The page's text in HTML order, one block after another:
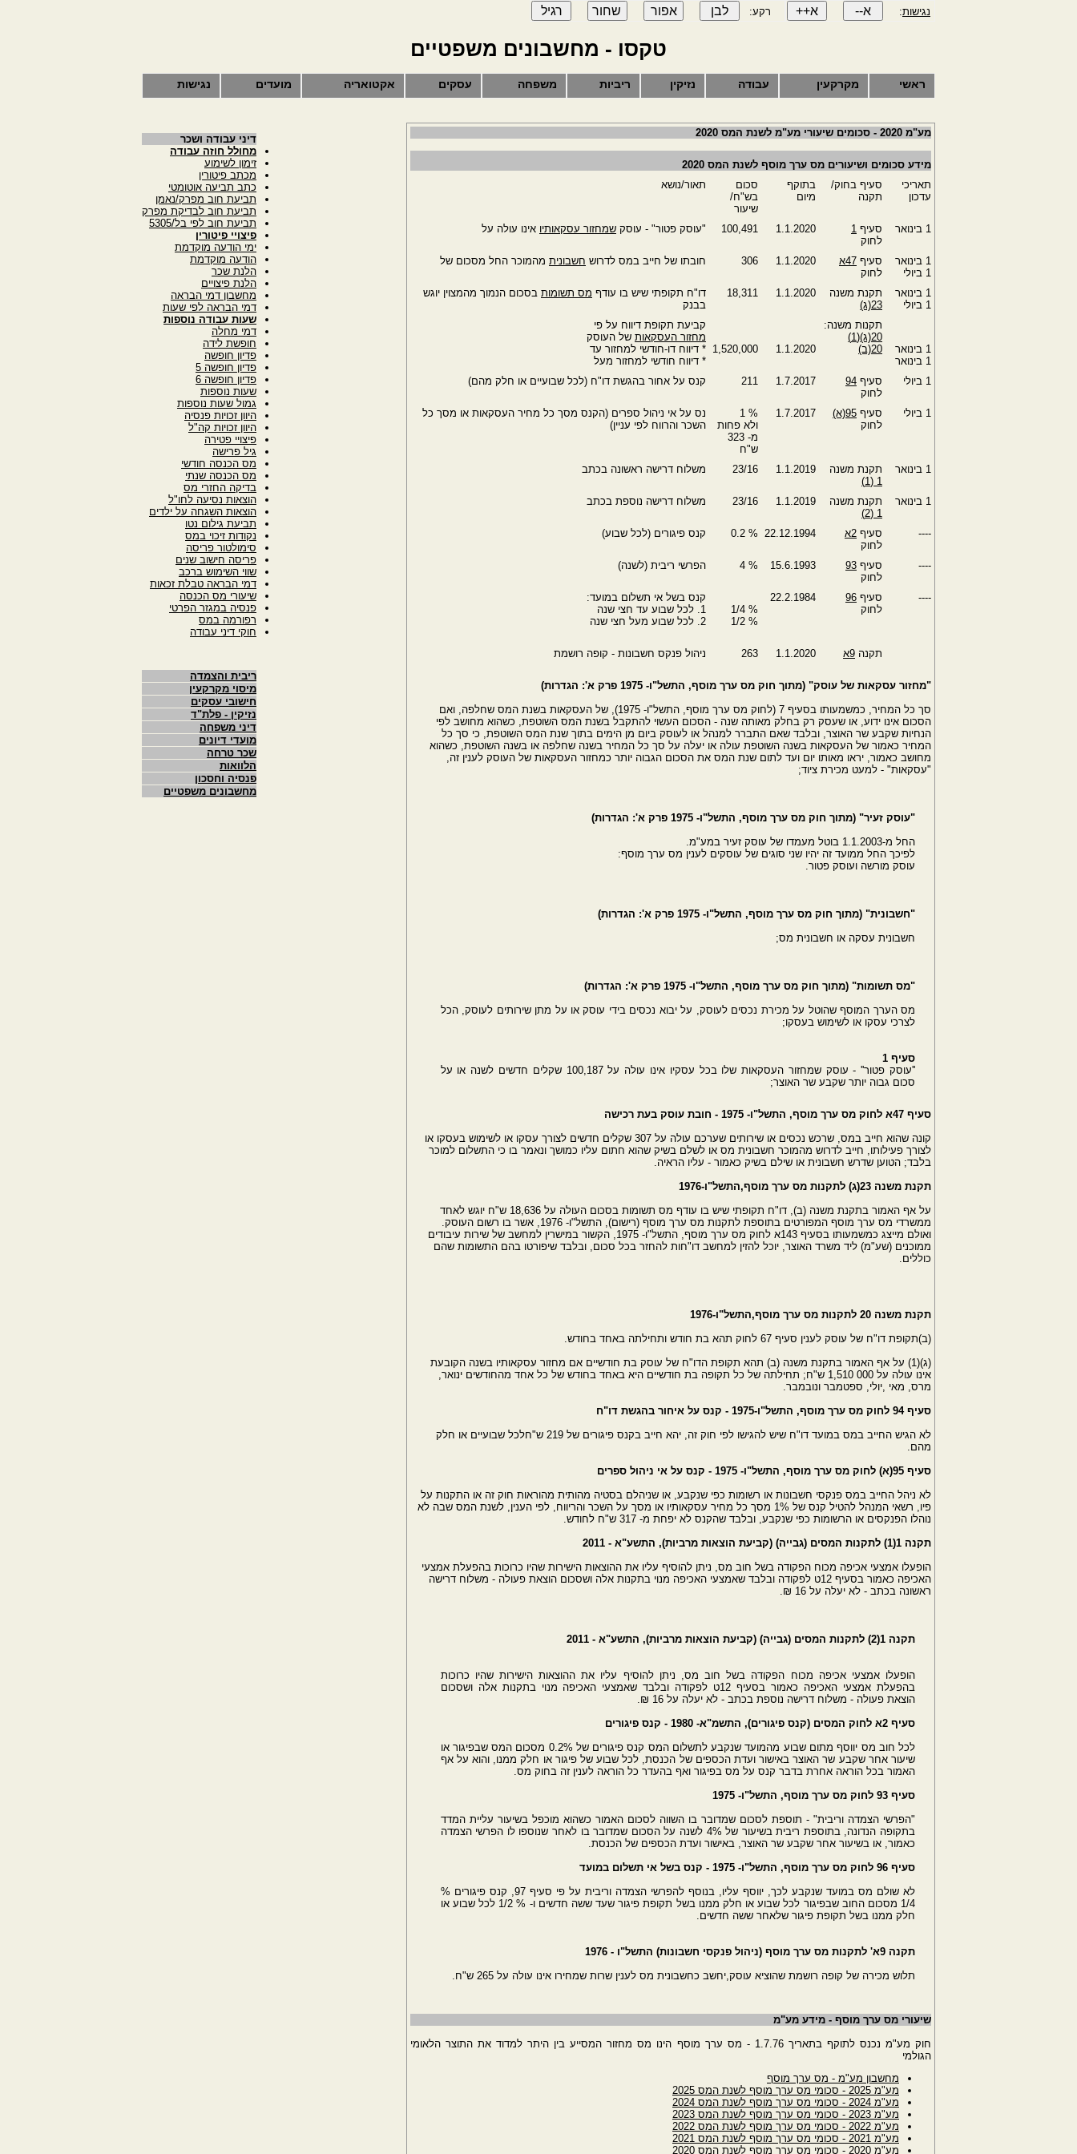
נגישות: רקע:
טקסו - מחשבונים משפטיים
ראשי מקרקעין עבודה נזיקין ריביות משפחה עסקים אקטואריה מועדים נגישות
מע"מ 2020 - סכומים שיעורי מע"מ לשנת המס 2020
מידע סכומים ושיעורים מס ערך מוסף לשנת המס 2020
תאריכי
עדכון
סעיף בחוק/
תקנה
בתוקף
מיום
סכום
בש"ח/
שיעור
תאור/נושא
‎1 בינואר סעיף 1
לחוק
1.1.2020
100,491 "עוסק פטור" - עוסק שמחזור עסקאותיו אינו עולה על
‎1 בינואר
‎1 ביולי
סעיף ‎47א
לחוק
1.1.2020
306 חובתו של חייב במס לדרוש חשבונית מהמוכר החל מסכום של
‎1 בינואר
‎1 ביולי
תקנת משנה
‎23(ג)
1.1.2020
18,311 דו"ח תקופתי שיש בו עודף מס תשומות בסכום הנמוך מהמצוין יוגש
בבנק
‎1 בינואר
‎1 בינואר
תקנות משנה:
‎20(ג)(‎1)
‎20(ב)
1.1.2020
1,520,000
קביעת תקופת דיווח על פי
מחזור העסקאות של העוסק
* דיווח דו-חודשי למחזור עד
* דיווח חודשי למחזור מעל
‎1 ביולי
סעיף ‎94
לחוק
1.7.2017
211 קנס על אחור בהגשת דו"ח (לכל שבועיים או חלק מהם)
‎1 ביולי סעיף ‎95(א)
לחוק
1.7.2017
% ‎1
ולא פחות
מ- 323
ש"ח
נס על אי ניהול ספרים (הקנס מסך כל מחיר העסקאות או מסך כל
השכר והרווח לפי עניין)
1 בינואר
תקנת משנה
1 (1)
1.1.2019
23/16 משלוח דרישה ראשונה בכתב
1 בינואר
תקנת משנה
1 (2)
1.1.2019
23/16 משלוח דרישה נוספת בכתב
---- סעיף ‎2א
לחוק
‎22.12.1994
% ‎0.2 קנס פיגורים (לכל שבוע)
---- סעיף ‎93
לחוק
‎15.6.1993
% ‎4 הפרשי ריבית (לשנה)
---- סעיף ‎96
לחוק
‎22.2.1984
% ‎1/4
% ‎1/2
קנס בשל אי תשלום במועד:
‎1. לכל שבוע עד חצי שנה
‎2. לכל שבוע מעל חצי שנה
תקנה ‎9א 1.1.2020
263 ניהול פנקס חשבונות - קופה רושמת
"מחזור עסקאות של עוסק" (מתוך חוק מס ערך מוסף, התשל"ו- ‎1975 פרק א': הגדרות)
סך כל המחיר, כמשמעותו בסעיף ‎7 (לחוק מס ערך מוסף, התשל"ו- ‎1975), של העסקאות בשנת המס שחלפה, ואם
הסכום אינו ידוע, או שעסק רק בחלק מאותה שנה - הסכום העשוי להתקבל בשנת המס השוטפת, כשהוא מחושב לפי
הנחיות שקבע שר האוצר, ובלבד שאם התברר למנהל או לעוסק ביום מן הימים בתוך שנת המס השוטפת, כי סך כל
המחיר כאמור של העסקאות בשנה השוטפת עולה או יעלה על סך כל המחיר בשנה שחלפה או בשנה השוטפת, כשהוא
מחושב כאמור, יראו מאותו יום ועד לתום שנת המס את הסכום הגבוה יותר כמחזור העסקאות של העוסק לענין זה,
"עסקאות" - למעט מכירת ציוד;
"עוסק זעיר" (מתוך חוק מס ערך מוסף, התשל"ו- ‎1975 פרק א': הגדרות)
החל מ-‎1.1.2003 בוטל מעמדו של עוסק זעיר במע"מ.
לפיכך החל ממועד זה יהיו שני סוגים של עוסקים לענין מס ערך מוסף:
עוסק מורשה ועוסק פטור.
"חשבונית" (מתוך חוק מס ערך מוסף, התשל"ו- ‎1975 פרק א': הגדרות)
חשבונית עסקה או חשבונית מס;
"מס תשומות" (מתוך חוק מס ערך מוסף, התשל"ו- ‎1975 פרק א': הגדרות)
מס הערך המוסף שהוטל על מכירת נכסים לעוסק, על יבוא נכסים בידי עוסק או על מתן שירותים לעוסק, הכל
לצרכי עסקו או לשימוש בעסקו;
סעיף 1
''עוסק פטור'' - עוסק שמחזור העסקאות שלו בכל עסקיו אינו עולה על 100,187 שקלים חדשים לשנה או על
סכום גבוה יותר שקבע שר האוצר;
סעיף ‎47א לחוק מס ערך מוסף, התשל"ו- ‎1975 - חובת עוסק בעת רכישה
קונה שהוא חייב במס, שרכש נכסים או שירותים שערכם עולה על 307 שקלים חדשים לצורך עסקו או לשימוש בעסקו או
לצורך פעילותו, חייב לדרוש מהמוכר חשבונית מס או לשלם בשיק שהוא חתום עליו כמושך ונאמר בו כי התשלום למוכר
בלבד; הטוען שדרש חשבונית או שילם בשיק כאמור - עליו הראיה.
תקנת משנה ‎23(ג) לתקנות מס ערך מוסף,התשל"ו-1976
על אף האמור בתקנת משנה (ב), דו"ח תקופתי שיש בו עודף מס תשומות בסכום העולה על 18,636 ש"ח יוגש לאחד
ממשרדי מס ערך מוסף המפורטים בתוספת לתקנות מס ערך מוסף (רישום), התשל"ו- ‎1976, אשר בו רשום העוסק.
ואולם מייצג כמשמעותו בסעיף ‎143א לחוק מס ערך מוסף, התשל"ו- ‎1975, הקשור במישרין למחשב של שירות עיבודים
ממוכנים (שע"מ) ליד משרד האוצר, יוכל להזין למחשב דו"חות להחזר בכל סכום, ובלבד שיפורטו בהם התשומות שהם
כוללים.
תקנת משנה ‎20 לתקנות מס ערך מוסף,התשל"ו-1976
(ב)תקופת דו"ח של עוסק לענין סעיף ‎67 לחוק תהא בת חודש ותחילתה באחד בחודש.
(ג)(‎1) על אף האמור בתקנת משנה (ב) תהא תקופת הדו"ח של עוסק בת חודשיים אם מחזור עסקאותיו בשנה הקובעת
אינו עולה על ‎1,510 000 ש"ח; תחילתה של כל תקופה בת חודשיים היא באחד בחודש של כל אחד מהחודשים ינואר,
מרס, מאי ,יולי, ספטמבר ונובמבר.
סעיף ‎94 לחוק מס ערך מוסף, התשל"ו-1975 - קנס על איחור בהגשת דו"ח
לא הגיש החייב במס במועד דו"ח שיש להגישו לפי חוק זה, יהא חייב בקנס פיגורים של ‎219 ש"חלכל שבועיים או חלק
מהם.
סעיף ‎95(א) לחוק מס ערך מוסף, התשל"ו- ‎1975 - קנס על אי ניהול ספרים
לא ניהל החייב במס פנקסי חשבונות או רשומות כפי שנקבע, או שניהלם בסטיה מהותית מהוראות חוק זה או התקנות על
פיו, רשאי המנהל להטיל קנס של ‎1% מסך כל מחיר עסקאותיו או מסך על השכר והריווח, לפי הענין, לשנת המס שבה לא
נוהלו הפנקסים או הרשומות כפי שנקבע, ובלבד שהקנס לא יפחת מ- ‎317 ש"ח לחודש.
תקנה 1(1) לתקנות המסים (גבייה) (קביעת הוצאות מרביות), התשע"א - 2011
הופעלו אמצעי אכיפה מכוח הפקודה בשל חוב מס, ניתן להוסיף עליו את ההוצאות הישירות שהיו כרוכות בהפעלת אמצעי
האכיפה כאמור בסעיף 12ט לפקודה ובלבד שאמצעי האכיפה מנוי בתקנות אלה ושסכום הוצאת פעולה - משלוח דרישה
ראשונה בכתב - לא יעלה על 16 ₪.
תקנה 1(2) לתקנות המסים (גבייה) (קביעת הוצאות מרביות), התשע"א - 2011
הופעלו אמצעי אכיפה מכוח הפקודה בשל חוב מס, ניתן להוסיף עליו את ההוצאות הישירות שהיו כרוכות
בהפעלת אמצעי האכיפה כאמור בסעיף 12ט לפקודה ובלבד שאמצעי האכיפה מנוי בתקנות אלה ושסכום
הוצאת פעולה - משלוח דרישה נוספת בכתב - לא יעלה על 16 ₪.
סעיף ‎2א לחוק המסים (קנס פיגורים), התשמ"א- ‎1980 - קנס פיגורים
לכל חוב מס יווסף מתום שבוע מהמועד שנקבע לתשלום המס קנס פיגורים של ‎0.2% מסכום המס שבפיגור או
שיעור אחר שקבע שר האוצר באישור ועדת הכספים של הכנסת, לכל שבוע של פיגור או חלק ממנו, והוא על אף
האמור בכל הוראה אחרת בדבר קנס על מס בפיגור ואף בהעדר כל הוראה לענין זה בחוק מס.
סעיף ‎93 לחוק מס ערך מוסף, התשל"ו- ‎1975
"הפרשי הצמדה וריבית" - תוספת לסכום שמדובר בו השווה לסכום האמור כשהוא מוכפל בשיעור עליית המדד
בתקופה הנדונה, בתוספת ריבית בשיעור של ‎4% לשנה על הסכום שמדובר בו לאחר שנוספו לו הפרשי הצמדה
כאמור, או בשיעור אחר שקבע שר האוצר, באישור ועדת הכספים של הכנסת.
סעיף ‎96 לחוק מס ערך מוסף, התשל"ו- ‎1975 - קנס בשל אי תשלום במועד
לא שולם מס במועד שנקבע לכך, יווסף עליו, בנוסף להפרשי הצמדה וריבית על פי סעיף ‎97, קנס פיגורים %
‎1/4 מסכום החוב שבפיגור לכל שבוע או חלק ממנו בשל תקופת פיגור שעד ששה חדשים ו- % ‎1/2 לכל שבוע או
חלק ממנו בשל תקופת פיגור שלאחר ששה חדשים.
תקנה ‎9א' לתקנות מס ערך מוסף (ניהול פנקסי חשבונות) התשל"ו - ‎1976
תלוש מכירה של קופה רושמת שהוציא עוסק,יחשב כחשבונית מס לענין שרות שמחירו אינו עולה על ‎265 ש"ח.
שיעורי מס ערך מוסף - מידע מע"מ
חוק מע"מ נכנס לתוקף בתאריך 1.7.76 - מס ערך מוסף הינו מס מחזור המסייע בין היתר למדוד את התוצר הלאומי
הגולמי
מחשבון מע"מ - מס ערך מוסף
מע"מ 2025 - סכומי מס ערך מוסף לשנת המס 2025
מע"מ 2024 - סכומי מס ערך מוסף לשנת המס 2024
מע"מ 2023 - סכומי מס ערך מוסף לשנת המס 2023
מע"מ 2022 - סכומי מס ערך מוסף לשנת המס 2022
מע"מ 2021 - סכומי מס ערך מוסף לשנת המס 2021
מע"מ 2020 - סכומי מס ערך מוסף לשנת המס 2020
דיני עבודה ושכר
מחולל חוזה עבודה
זימון לשימוע
מכתב פיטורין
כתב תביעה אוטומטי
תביעת חוב מפרק/נאמן
תביעת חוב לבדיקת מפרק
תביעת חוב לפי בל/5305
פיצויי פיטורין
ימי הודעה מוקדמת
הודעה מוקדמת
הלנת שכר
הלנת פיצויים
מחשבון דמי הבראה
דמי הבראה לפי שעות
שעות עבודה נוספות
דמי מחלה
חופשת לידה
פדיון חופשה
פדיון חופשה 5
פדיון חופשה 6
שעות נוספות
גמול שעות נוספות
היוון זכויות פנסיה
היוון זכויות קה"ל
פיצויי פטירה
גיל פרישה
מס הכנסה חודשי
מס הכנסה שנתי
בדיקה החזרי מס
הוצאות נסיעה לחו"ל
הוצאות השגחה על ילדים
תביעת גילום נטו
נקודות זיכוי במס
סימולטור פריסה
פריסה חישוב שנים
שווי השימוש ברכב
דמי הבראה טבלת זכאות
שיעורי מס הכנסה
פנסיה במגזר הפרטי
רפורמה במס
חוקי דיני עבודה
ריבית והצמדה
מיסוי מקרקעין
חישובי עסקים
נזיקין - פלת"ד
דיני משפחה
מועדי דיונים
שכר טרחה
הלוואות
פנסיה וחסכון
מחשבונים משפטיים